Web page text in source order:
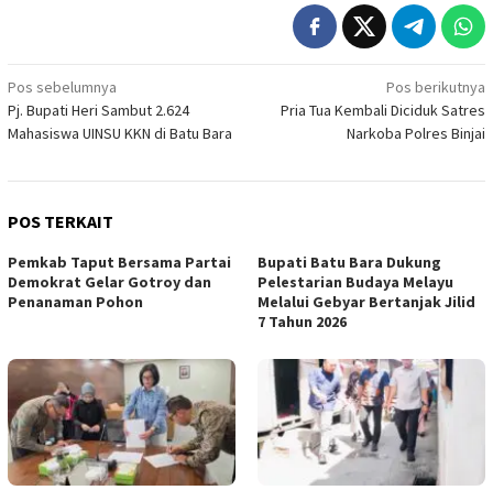
Navigasi
pos
Pos sebelumnya
Pj. Bupati Heri Sambut 2.624
Mahasiswa UINSU KKN di Batu Bara
Pos berikutnya
Pria Tua Kembali Diciduk Satres
Narkoba Polres Binjai
POS TERKAIT
Pemkab Taput Bersama Partai
Demokrat Gelar Gotroy dan
Penanaman Pohon
Bupati Batu Bara Dukung
Pelestarian Budaya Melayu
Melalui Gebyar Bertanjak Jilid
7 Tahun 2026